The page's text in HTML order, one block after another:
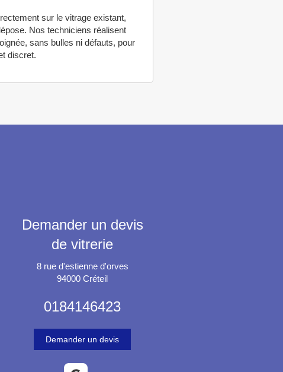
sur le vitrage existant,
Nos techniciens réalisent
sans bulles ni défauts, pour
discret.
Demander un devis
de vitrerie
8 rue d'estienne d'orves
94000 Créteil
0184146423
Demander un devis